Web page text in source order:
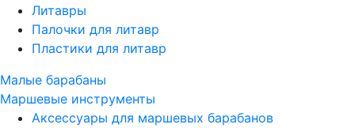
Литавры
Палочки для литавр
Пластики для литавр
Малые барабаны
Маршевые инструменты
Аксессуары для маршевых барабанов